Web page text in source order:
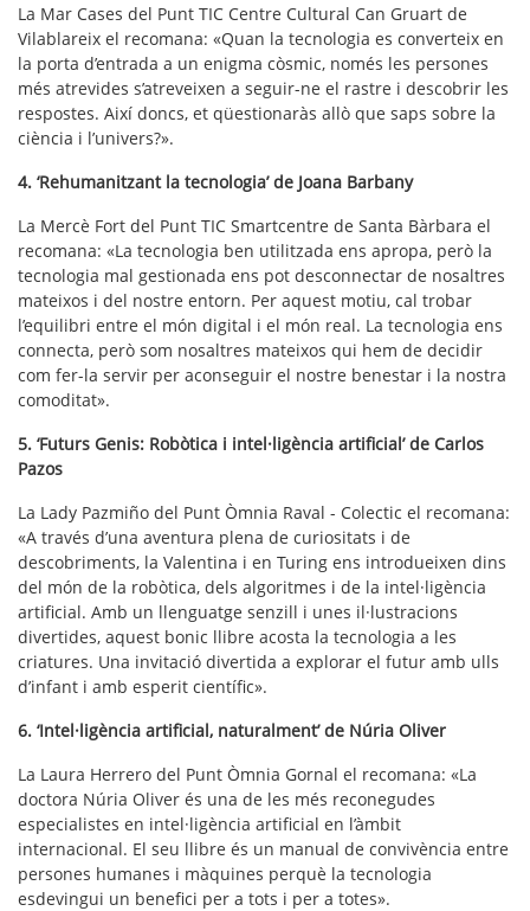
La Mar Cases del Punt TIC Centre Cultural Can Gruart de
Vilablareix el recomana: «Quan la tecnologia es converteix en
la porta d’entrada a un enigma còsmic, només les persones
més atrevides s’atreveixen a seguir-ne el rastre i descobrir les
respostes. Així doncs, et qüestionaràs allò que saps sobre la
ciència i l’univers?».
4. ‘Rehumanitzant la tecnologia’ de Joana Barbany
La Mercè Fort del Punt TIC Smartcentre de Santa Bàrbara el
recomana: «La tecnologia ben utilitzada ens apropa, però la
tecnologia mal gestionada ens pot desconnectar de nosaltres
mateixos i del nostre entorn. Per aquest motiu, cal trobar
l’equilibri entre el món digital i el món real. La tecnologia ens
connecta, però som nosaltres mateixos qui hem de decidir
com fer-la servir per aconseguir el nostre benestar i la nostra
comoditat».
5. ‘Futurs Genis: Robòtica i intel·ligència artificial’ de Carlos
Pazos
La Lady Pazmiño del Punt Òmnia Raval - Colectic el recomana:
«A través d’una aventura plena de curiositats i de
descobriments, la Valentina i en Turing ens introdueixen dins
del món de la robòtica, dels algoritmes i de la intel·ligència
artificial. Amb un llenguatge senzill i unes il·lustracions
divertides, aquest bonic llibre acosta la tecnologia a les
criatures. Una invitació divertida a explorar el futur amb ulls
d’infant i amb esperit científic».
6. ‘Intel·ligència artificial, naturalment’ de Núria Oliver
La Laura Herrero del Punt Òmnia Gornal el recomana: «La
doctora Núria Oliver és una de les més reconegudes
especialistes en intel·ligència artificial en l’àmbit
internacional. El seu llibre és un manual de convivència entre
persones humanes i màquines perquè la tecnologia
esdevingui un benefici per a tots i per a totes».